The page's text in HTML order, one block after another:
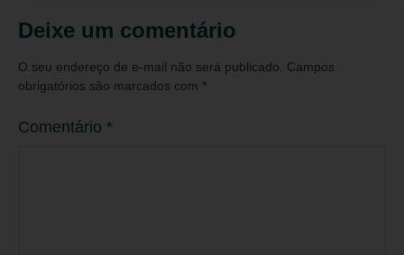
Deixe um comentário
O seu endereço de e-mail não será publicado. Campos
obrigatórios são marcados com *
Comentário *